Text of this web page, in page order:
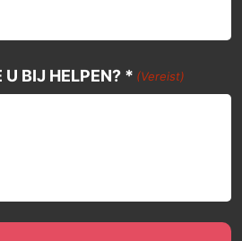
BIJ HELPEN? * (Vereist)